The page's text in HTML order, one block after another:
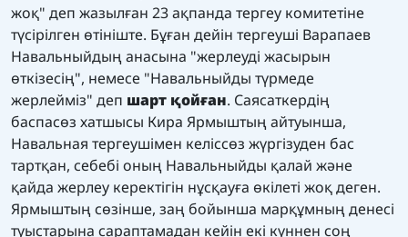
жоқ" деп жазылған 23 ақпанда тергеу комитетіне
түсірілген өтініште. Бұған дейін тергеуші Варапаев
Навальныйдың анасына "жерлеуді жасырын
өткізесің", немесе "Навальныйды түрмеде
жерлейміз" деп шарт қойған. Саясаткердің
баспасөз хатшысы Кира Ярмыштың айтуынша,
Навальная тергеушімен келіссөз жүргізуден бас
тартқан, себебі оның Навальныйды қалай және
қайда жерлеу керектігін нұсқауға өкілеті жоқ деген.
Ярмыштың сөзінше, заң бойынша марқұмның денесі
туыстарына сараптамадан кейін екі күннен соң